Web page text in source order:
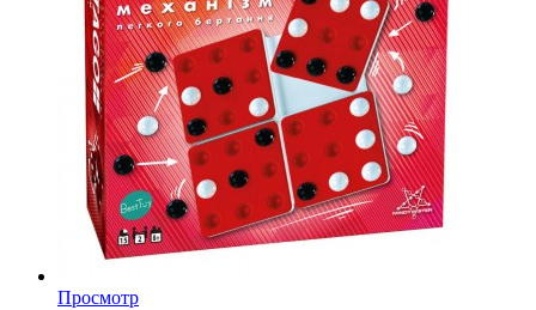
Просмотр